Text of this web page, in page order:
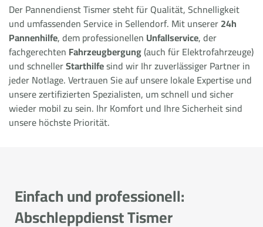
Der Pannendienst Tismer steht für Qualität, Schnelligkeit
und umfassenden Service in Sellendorf. Mit unserer24h
Pannenhilfe, dem professionellen Unfallservice, der
fachgerechten Fahrzeugbergung(auch für Elektrofahrzeuge)
und schnellerStarthilfesind wir Ihr zuverlässiger Partner in
jeder Notlage. Vertrauen Sie auf unsere lokale Expertise und
unsere zertifizierten Spezialisten, um schnell und sicher
wieder mobil zu sein. Ihr Komfort und Ihre Sicherheit sind
unsere höchste Priorität.
Einfach und professionell:
Abschleppdienst Tismer